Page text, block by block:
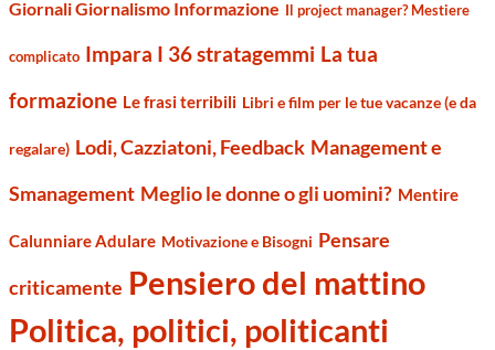
Giornali Giornalismo Informazione Il project manager? Mestiere
complicato Impara I 36 stratagemmi La tua
formazione Le frasi terribili Libri e film per le tue vacanze (e da
regalare) Lodi, Cazziatoni, Feedback Management e
Smanagement Meglio le donne o gli uomini? Mentire
Calunniare Adulare Motivazione e Bisogni Pensare
criticamente Pensiero del mattino
Politica, politici, politicanti